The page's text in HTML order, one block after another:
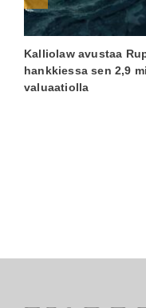
Kalliolaw avustaa
hankkiessa sen 2,9
valuaatiolla